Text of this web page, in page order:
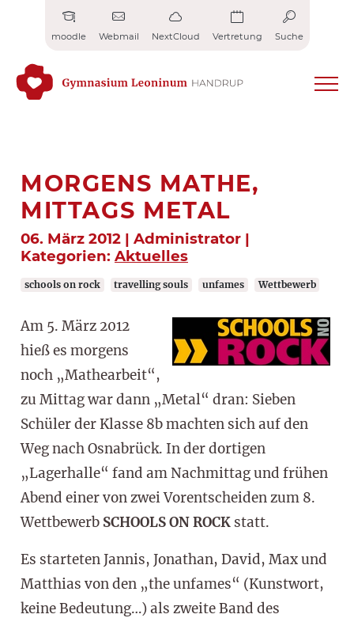
moodle Webmail NextCloud Vertretung Suche
MORGENS MATHE,
MITTAGS METAL
06. März 2012 | Administrator |
Kategorien: Aktuelles
schools on rock travelling souls unfames Wettbewerb
Am 5. März 2012
hieß es morgens
noch „Mathearbeit“,
zu Mittag war dann „Metal“ dran: Sieben
Schüler der Klasse 8b machten sich auf den
Weg nach Osnabrück. In der dortigen
„Lagerhalle“ fand am Nachmittag und frühen
Abend einer von zwei Vorentscheiden zum 8.
Wettbewerb SCHOOLS ON ROCK statt.
Es starteten Jannis, Jonathan, David, Max und
Matthias von den „the unfames“ (Kunstwort,
keine Bedeutung…) als zweite Band des